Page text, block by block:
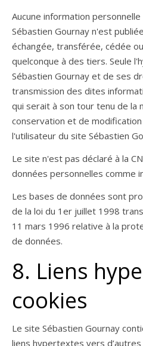
Aucune information
Sébastien Gournay n'est
échangée, transférée, cédée
quelconque à des tiers. Seule
Sébastien Gournay et de ses
transmission des dites
qui serait à son tour tenu de la
conservation et de
l'utilisateur du site Sébastien
Le site n'est pas déclaré à la
données personnelles comme
Les bases de données sont
de la loi du 1er juillet 1998
11 mars 1996 relative à la
de données.
8. Liens
cookies
Le site Sébastien Gournay
liens hypertextes vers